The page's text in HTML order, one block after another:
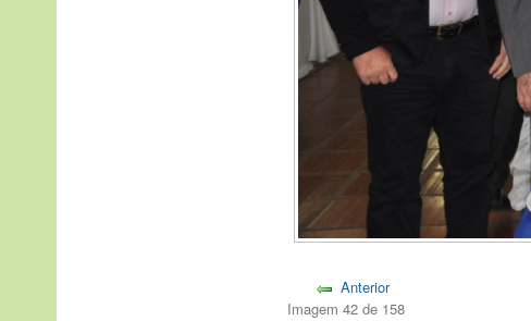
Anterior
Imagem 42 de 158